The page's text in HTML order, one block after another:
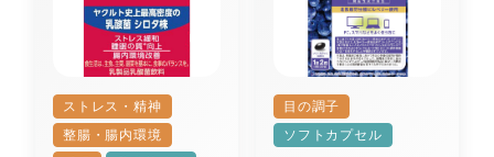
ストレス・精神
整腸・腸内環境
目の調子
ソフトカプセル